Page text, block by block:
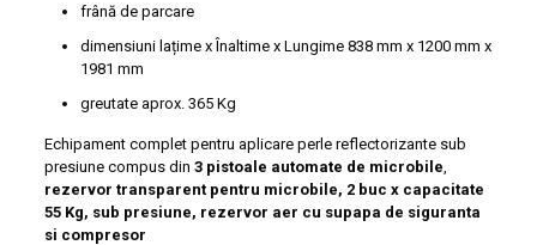
frână de parcare
dimensiuni lațime x Înaltime x Lungime 838 mm x 1200 mm x
1981 mm
greutate aprox. 365 Kg
Echipament complet pentru aplicare perle reflectorizante sub
presiune compus din 3 pistoale automate de microbile
rezervor transparent pentru microbile, 2 buc x capacitate
55 Kg, sub presiune, rezervor aer cu supapa de siguranta
si compresor